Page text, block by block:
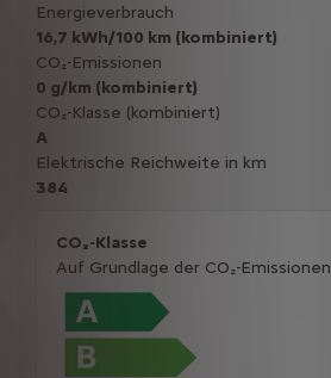
Energieverbrauch
16,7 kWh/100 km (kombiniert)
CO₂-Emissionen
0 g/km (kombiniert)
CO₂-Klasse (kombiniert)
A
Elektrische Reichweite in km
384
CO₂-Klasse
Auf Grundlage der CO₂-Emissionen